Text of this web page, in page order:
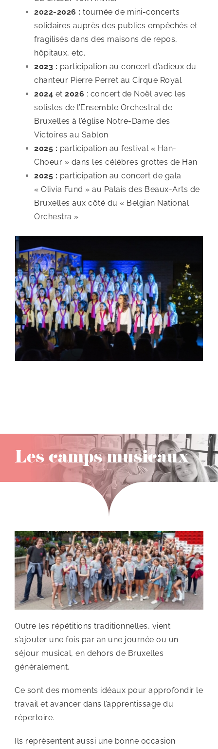
2022-2026 : tournée de mini-concerts
solidaires auprès des publics empêchés et
fragilisés dans des maisons de repos,
hôpitaux, etc.
2023 : participation au concert d’adieux du
chanteur Pierre Perret au Cirque Royal
2024 et 2026 : concert de Noël avec les
solistes de l’Ensemble Orchestral de
Bruxelles à l’église Notre-Dame des
Victoires au Sablon
2025 : participation au festival « Han-
Choeur » dans les célèbres grottes de Han
2025 : participation au concert de gala
« Olivia Fund » au Palais des Beaux-Arts de
Bruxelles aux côté du « Belgian National
Orchestra »
Les camps musicaux
Outre les répétitions traditionnelles, vient
s’ajouter une fois par an une journée ou un
séjour musical, en dehors de Bruxelles
généralement.
Ce sont des moments idéaux pour approfondir le
travail et avancer dans l’apprentissage du
répertoire.
Ils représentent aussi une bonne occasion